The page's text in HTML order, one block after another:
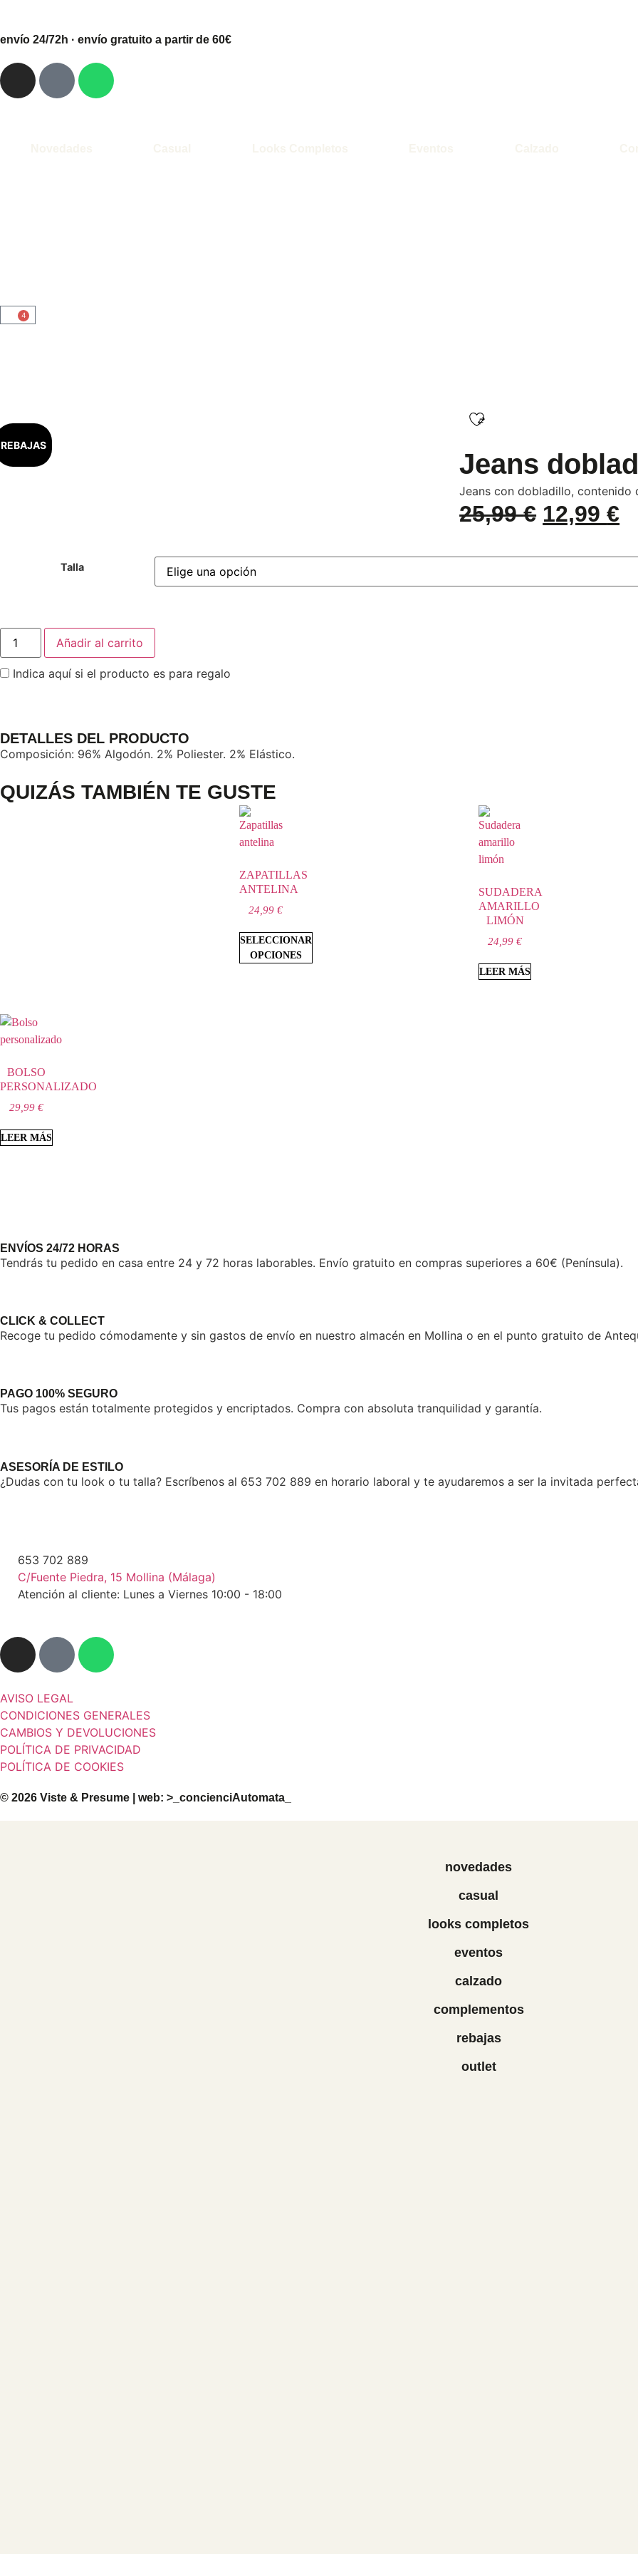
envío 24/72h · envío gratuito a partir de 60€
4
REBAJAS
Jeans
Jeans con dobladillo, contenido
25,99€ 12,99€
Talla
Añadir al carrito
Indica aquí si el producto es para regalo
DETALLES DEL PRODUCTO
Composición: 96% Algodón. 2% Poliester. 2% Elástico.
QUIZÁS TAMBIÉN TE GUSTE
ZAPATILLAS
ANTELINA
24,99€
SELECCIONAR
OPCIONES
SUDADERA
AMARILLO
LIMÓN
24,99€
LEER MÁS
BOLSO
PERSONALIZADO
29,99€
LEER MÁS
ENVÍOS 24/72 HORAS
Tendrás tu pedido en casa entre 24 y 72 horas laborables. Envío gratuito en compras superiores a 60€ (Península).
CLICK & COLLECT
Recoge tu pedido cómodamente y sin gastos de envío en nuestro almacén en Mollina o en el punto gratuito de
PAGO 100% SEGURO
Tus pagos están totalmente protegidos y encriptados. Compra con absoluta tranquilidad y garantía.
ASESORÍA DE ESTILO
¿Dudas con tu look o tu talla? Escríbenos al 653 702 889 en horario laboral y te ayudaremos a ser la invitada
653 702 889
C/Fuente Piedra, 15 Mollina (Málaga)
Atención al cliente: Lunes a Viernes 10:00 - 18:00
AVISO LEGAL
CONDICIONES GENERALES
CAMBIOS Y DEVOLUCIONES
POLÍTICA DE PRIVACIDAD
POLÍTICA DE COOKIES
© 2026 Viste & Presume | web: >_concienciAutomata_
novedades
casual
looks completos
eventos
calzado
complementos
rebajas
outlet